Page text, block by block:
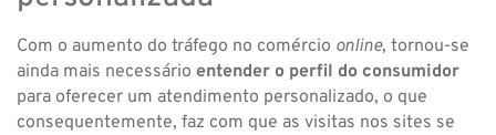
Com o aumento do tráfego no comércio online, tornou-se
ainda mais necessário entender o perfil do consumidor
para oferecer um atendimento personalizado, o que
consequentemente, faz com que as visitas nos sites se